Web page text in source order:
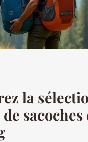
la
sacoches